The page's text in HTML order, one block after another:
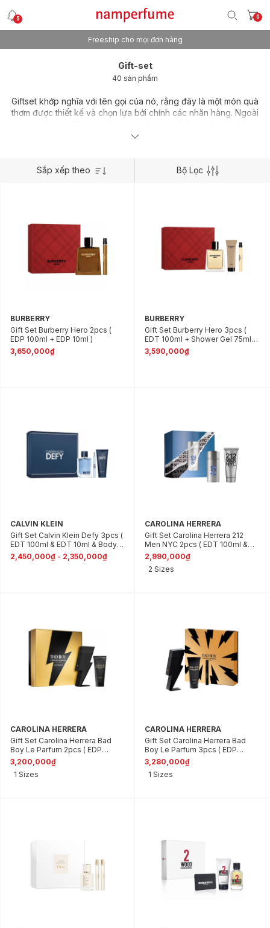
5 0
Freeship cho mọi đơn hàng
Gift-set
40 sản phẩm
Giftset khớp nghĩa với tên gọi của nó, rằng đây là một món quà
thơm được thiết kế và chọn lựa bởi chính các nhãn hàng. Ngoài
một vài các sản phẩm thơm khác giúp chủ nhân món quà có
thể tích nhỏ hơn, sữa tắm hoặc dưỡng thể mang cùng mùi
hương của chai nước hoa mà chủ nhân món quà yêu thích.
Sắp xếp theo Bộ Lọc
BURBERRY
Gift Set Burberry Hero 2pcs (
EDP 100ml + EDP 10ml )
3,650,000₫
BURBERRY
Gift Set Burberry Hero 3pcs (
EDT 100ml + Shower Gel 75ml +
EDT 10ml )
3,590,000₫
CALVIN KLEIN
Gift Set Calvin Klein Defy 3pcs (
EDT 100ml & EDT 10ml & Body
Wash 100ml )
2,450,000₫ - 2,350,000₫
CAROLINA HERRERA
Gift Set Carolina Herrera 212
Men NYC 2pcs ( EDT 100ml &
After Shave Balm 100ml )
2,990,000₫
2 Sizes
CAROLINA HERRERA
Gift Set Carolina Herrera Bad
Boy Le Parfum 2pcs ( EDP
100ml & Shower gel 100ml )
3,200,000₫
1 Sizes
CAROLINA HERRERA
Gift Set Carolina Herrera Bad
Boy Le Parfum 3pcs ( EDP
100ml & EDP 10ml & Shower gel
100ml )
3,280,000₫
1 Sizes